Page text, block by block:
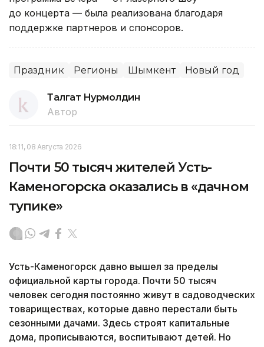
до концерта — была реализована благодаря
поддержке партнеров и спонсоров.
Праздник Регионы Шымкент Новый год
Талгат Нурмолдин
Автор
18:11, 08 Августа 2026
Почти 50 тысяч жителей Усть-
Каменогорска оказались в «дачном
тупике»
Усть-Каменогорск давно вышел за пределы
официальной карты города. Почти 50 тысяч
человек сегодня постоянно живут в садоводческих
товариществах, которые давно перестали быть
сезонными дачами. Здесь строят капитальные
дома, прописываются, воспитывают детей. Но